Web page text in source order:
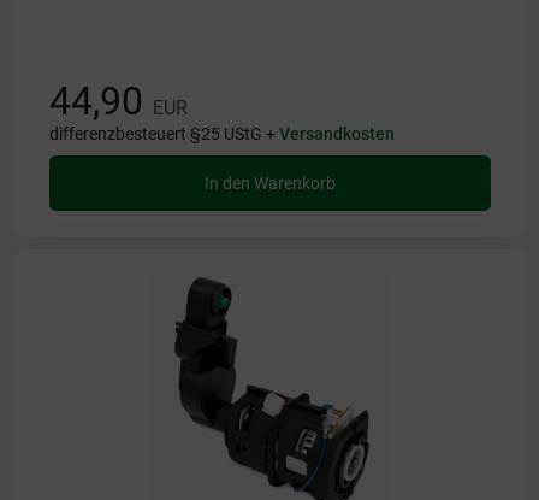
44,90 EUR
differenzbesteuert §25 UStG +Versandkosten
In den Warenkorb